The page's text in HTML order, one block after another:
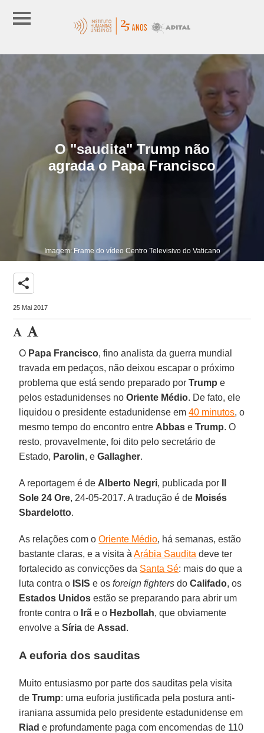
O "saudita" Trump não
agrada o Papa Francisco
Imagem: Frame do vídeo Centro Televisivo do Vaticano
share
25 Mai 2017
O Papa Francisco, fino analista da guerra mundial
travada em pedaços, não deixou escapar o próximo
problema que está sendo preparado porTrump e
pelos estadunidenses noOriente Médio. De fato, ele
liquidou o presidente estadunidense em40 minutos, o
mesmo tempo do encontro entre Abbas eTrump. O
resto, provavelmente, foi dito pelo secretário de
Estado, Parolin, eGallagher.
A reportagem é de Alberto Negri, publicada por
Sole 24 Ore, 24-05-2017. A tradução é de Moisés
Sbardelotto.
As relações com oOriente Médio, há semanas, estão
bastante claras, e a visita àArábia Saudita deve ter
fortalecido as convicções da Santa Sé: mais do que a
luta contra o ISIS e osforeign fighters doCalifado, os
Estados Unidos estão se preparando para abrir um
fronte contra o Irã e o Hezbollah, que obviamente
envolve aSíria de Assad .
A euforia dos sauditas
Muito entusiasmo por parte dos sauditas pela visita
deTrump: uma euforia justificada pela postura anti-
iraniana assumida pelo presidente estadunidense em
Riad e profundamente paga com encomendas de 110